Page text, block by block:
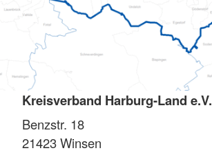
Kreisverband Harburg-Land e.V.
Benzstr. 18
21423Winsen